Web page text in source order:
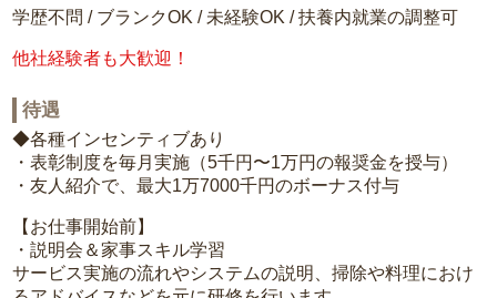
学歴不問 / ブランクOK / 未経験OK / 扶養内就業の調整可
他社経験者も大歓迎！
待遇
◆各種インセンティブあり
・表彰制度を毎月実施（5千円〜1万円の報奨金を授与）
・友人紹介で、最大1万7000千円のボーナス付与
【お仕事開始前】
・説明会＆家事スキル学習
サービス実施の流れやシステムの説明、掃除や料理におけ